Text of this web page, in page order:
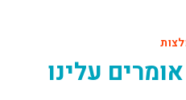
אומרים עלינו